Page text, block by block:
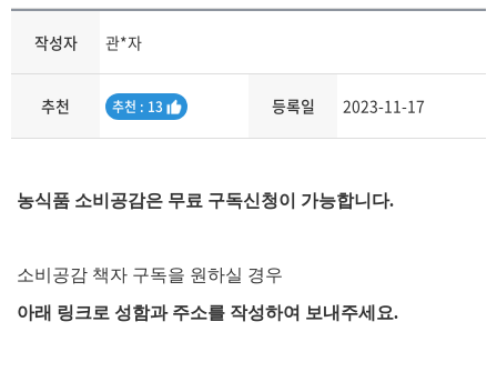
작성자 관*자
추천
추
추천 : 13 등록일 2023-11-17
농식품 소비공감은 무료 구독신청이 가능합니다.
소비공감 책자 구독을 원하실 경우
아래 링크로 성함과 주소를 작성하여 보내주세요.